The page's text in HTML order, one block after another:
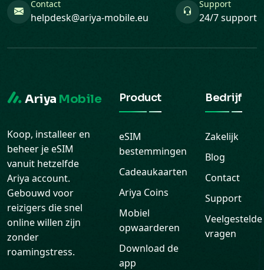
Contact
helpdesk@ariya-mobile.eu
Support
24/7 support
Ariya Mobile
Koop, installeer en
beheer je eSIM
vanuit hetzelfde
Ariya account.
Gebouwd voor
reizigers die snel
online willen zijn
zonder
roamingstress.
Product
eSIM
bestemmingen
Cadeaukaarten
Ariya Coins
Mobiel
opwaarderen
Download de
app
Bedrijf
Zakelijk
Blog
Contact
Support
Veelgestelde
vragen